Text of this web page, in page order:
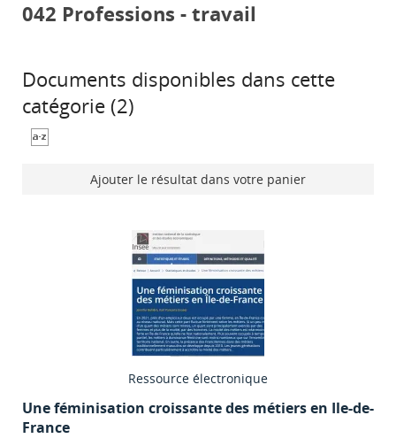
042 Professions - travail
Documents disponibles dans cette
catégorie (2)
Ajouter le résultat dans votre panier
Ressource électronique
Une féminisation croissante des métiers en Ile-de-
France